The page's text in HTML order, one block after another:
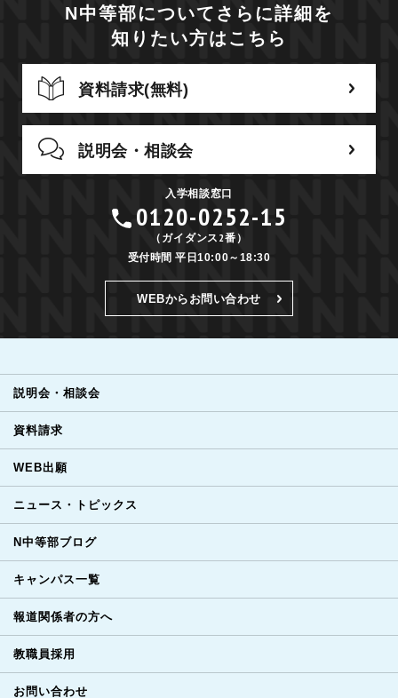
N中等部についてさらに詳細を
知りたい方はこちら
資料請求(無料)
説明会・相談会
入学相談窓口
0120-0252-15
（ガイダンス2番）
受付時間 平日10:00～18:30
WEBからお問い合わせ
説明会・相談会
資料請求
WEB出願
ニュース・トピックス
N中等部ブログ
キャンパス一覧
報道関係者の方へ
教職員採用
お問い合わせ